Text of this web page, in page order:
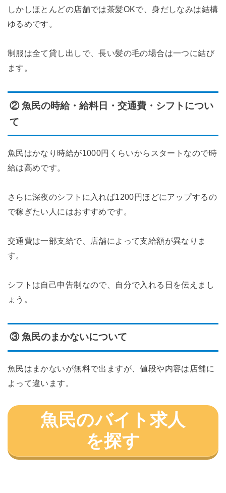
しかしほとんどの店舗では茶髪OKで、身だしなみは結構
ゆるめです。
制服は全て貸し出しで、長い髪の毛の場合は一つに結び
ます。
② 魚民の時給・給料日・交通費・シフトについ
て
魚民はかなり時給が1000円くらいからスタートなので時
給は高めです。
さらに深夜のシフトに入れば1200円ほどにアップするの
で稼ぎたい人にはおすすめです。
交通費は一部支給で、店舗によって支給額が異なりま
す。
シフトは自己申告制なので、自分で入れる日を伝えまし
ょう。
③ 魚民のまかないについて
魚民はまかないが無料で出ますが、値段や内容は店舗に
よって違います。
魚民のバイト求人
を探す